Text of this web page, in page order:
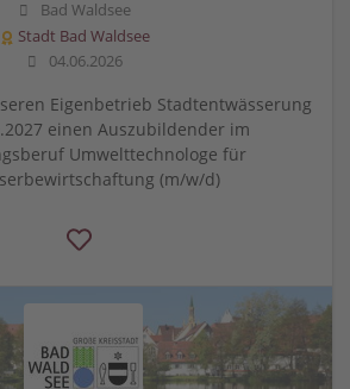
Bad Waldsee
Stadt Bad Waldsee
04.06.2026
Eigenbetrieb Stadtentwässerung
einen Auszubildender im
Umwelttechnologe für
(m/w/d)